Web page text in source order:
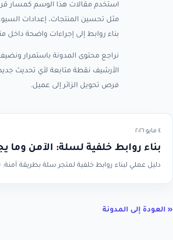
استخدم مقالات هذا الوسم كمسار
مثل تحسين المنتجات، إعدادات
بناء روابط إلى إجراءات واضحة
نراجع محتوى المدونة باستمرار
الأرشيف نقطة متابعة لأي تحديث
فرص تحويل الزائر إلى عميل.
٤ مايو ٢٠٢٦
بناء روابط خلفية لسلة: الآمن وما
دليل عملي لبناء روابط خلفية لمتجر سلة بطريقة
« العودة إلى المدونة